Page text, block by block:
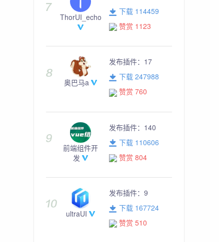
ThorUI_echo
下载 114459
赞赏 1123
奥巴马a
发布插件： 17
下载 247988
赞赏 760
前端组件开
发
发布插件： 140
下载 110606
赞赏 804
ultraUI
发布插件： 9
下载 167724
赞赏 510